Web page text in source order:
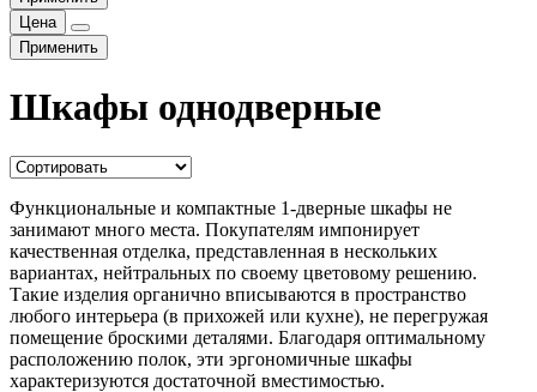
Цена
Применить
Шкафы однодверные
Функциональные и компактные 1-дверные шкафы не
занимают много места. Покупателям импонирует
качественная отделка, представленная в нескольких
вариантах, нейтральных по своему цветовому решению.
Такие изделия органично вписываются в пространство
любого интерьера (в прихожей или кухне), не перегружая
помещение броскими деталями. Благодаря оптимальному
расположению полок, эти эргономичные шкафы
характеризуются достаточной вместимостью.